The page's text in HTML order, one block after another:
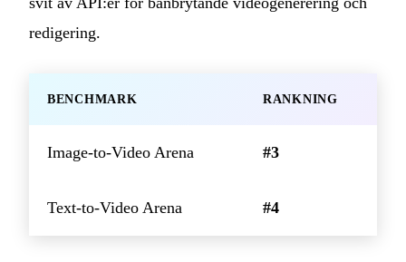
redigering.
BENCHMARK RANKNING
Image-to-Video Arena #3
Text-to-Video Arena #4